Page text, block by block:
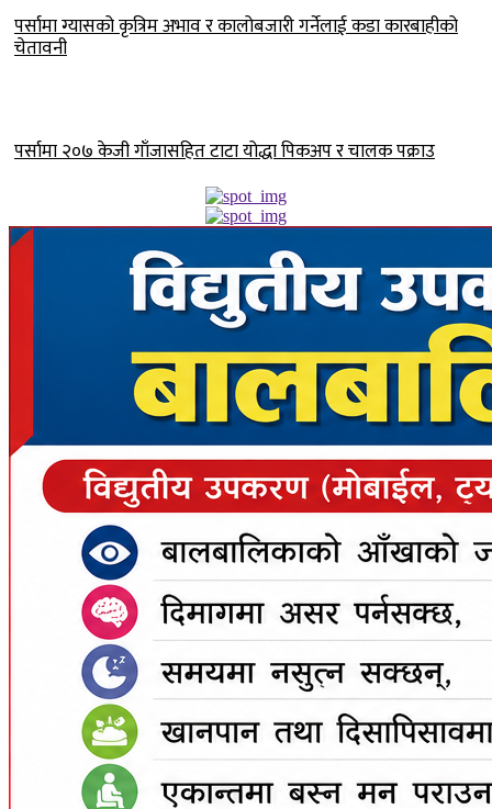
पर्सामा ग्यासको कृत्रिम अभाव र कालोबजारी गर्नेलाई कडा कारबाहीको
चेतावनी
पर्सामा २०७ केजी गाँजासहित टाटा योद्धा पिकअप र चालक पक्राउ